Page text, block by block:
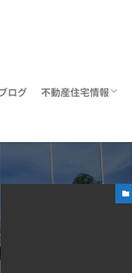
ログ 不動産住宅情報